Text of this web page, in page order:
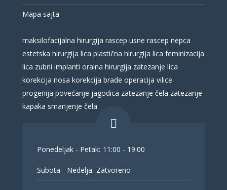
Mapa sajta
maksilofacijalna hirurgija rascep usne rascep nepca
estetska hirurgija lica plastična hirurgija lica feminizacija
lica zubni implanti oralna hirurgija zatezanje lica
korekcija nosa korekcija brade operacija vilice
progenija povećanje jagodica zatezanje čela zatezanje
kapaka smanjenje čela
Ponedeljak - Petak: 11:00 - 19:00
Subota - Nedelja: Zatvoreno